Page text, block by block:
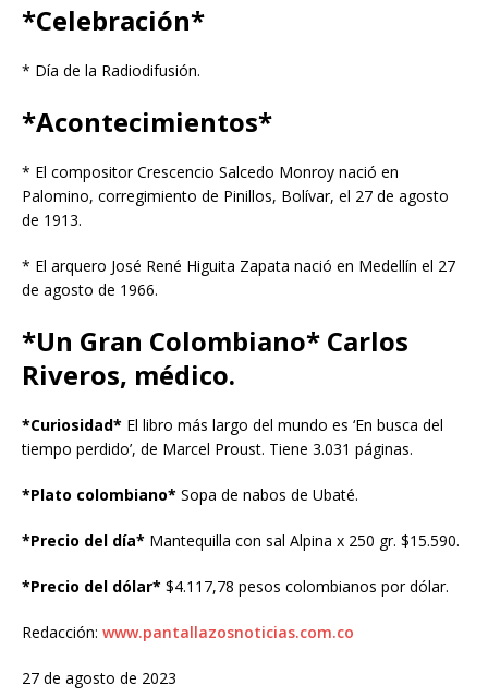
*Celebración*
* Día de la Radiodifusión.
*Acontecimientos*
* El compositor Crescencio Salcedo Monroy nació en
Palomino, corregimiento de Pinillos, Bolívar, el 27 de agosto
de 1913.
* El arquero José René Higuita Zapata nació en Medellín el 27
de agosto de 1966.
*Un Gran Colombiano* Carlos
Riveros, médico.
*Curiosidad* El libro más largo del mundo es ‘En busca del
tiempo perdido’, de Marcel Proust. Tiene 3.031 páginas.
*Plato colombiano* Sopa de nabos de Ubaté.
*Precio del día* Mantequilla con sal Alpina x 250 gr. $15.590.
*Precio del dólar* $4.117,78 pesos colombianos por dólar.
Redacción: www.pantallazosnoticias.com.co
27 de agosto de 2023